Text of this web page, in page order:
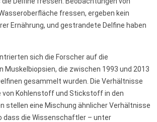
fressen, ergeben kein
Ernährung, und gestrandete Delfine haben
sich die Forscher auf die
Muskelbiopsien, die zwischen 1993 und 2013
gesammelt wurden. Die Verhältnisse
von Kohlenstoff und Stickstoff in den
stellen eine Mischung ähnlicher Verhältnisse
dass die Wissenschaftler – unter